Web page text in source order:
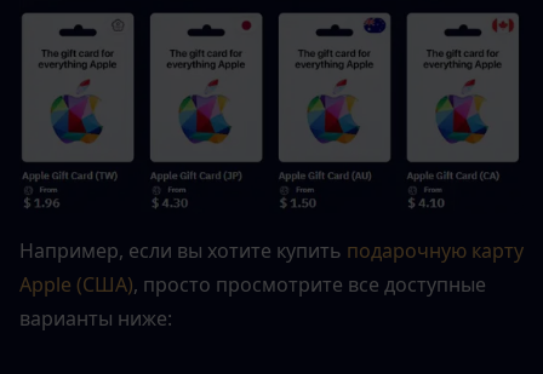
Например, если вы хотите купить подарочную карту
Apple (США), просто просмотрите все доступные
варианты ниже: